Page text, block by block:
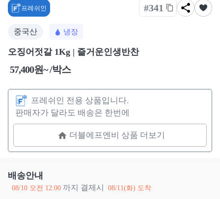
프레쉬인 #341
중국산 냉장
오징어젓갈 1Kg | 즐거운인생반찬
57,400원~ /박스
프레쉬인 전용 상품입니다.
판매자가 달라도 배송은 한번에
더블에프엔비 상품 더보기
배송안내
08/10 오전 12:00 까지 결제시 08/11(화) 도착